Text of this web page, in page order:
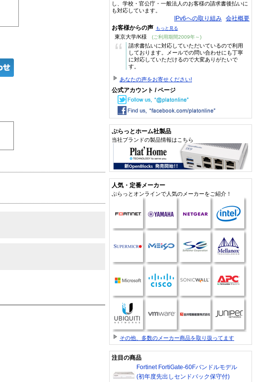
し、学校・官公庁・一般法人のお客様の請求書後払いに
も対応しています。
IPv6への取り組み 会社概要
お客様からの声 もっと見る
東京大学/K様 (ご利用期間2009年～)
“
請求書払いに対応していただいているので利用
しております。メールでの問い合わせにも丁寧
に対応していただけるので大変ありがたいで
す。
あなたの声をお寄せください!
公式アカウント / ページ
ぷらっとホーム社製品
当社ブランドの製品情報はこちら
人気・定番メーカー
ぷらっとオンラインで人気のメーカーをご紹介！
その他、多数のメーカー商品を取り扱ってます
注目の商品
Fortinet FortiGate-60Fバンドルモデル
(初年度先出しセンドバック保守付)